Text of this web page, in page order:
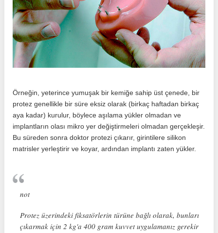
Örneğin, yeterince yumuşak bir kemiğe sahip üst çenede, bir
protez genellikle bir süre eksiz olarak (birkaç haftadan birkaç
aya kadar) kurulur, böylece aşılama yükler olmadan ve
implantların olası mikro yer değiştirmeleri olmadan gerçekleşir.
Bu süreden sonra doktor protezi çıkarır, girintilere silikon
matrisler yerleştirir ve koyar, ardından implantı zaten yükler.
not
Protez üzerindeki fiksatörlerin türüne bağlı olarak, bunları
çıkarmak için 2 kg'a 400 gram kuvvet uygulamanız gerekir